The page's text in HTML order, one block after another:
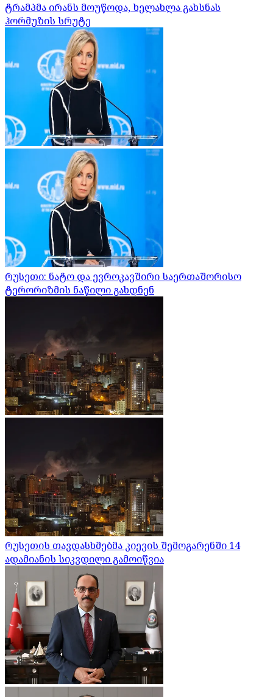
ტრამპმა ირანს მოუწოდა, ხელახლა გახსნას
ჰორმუზის სრუტე
რუსეთი: ნატო და ევროკავშირი საერთაშორისო
ტერორიზმის ნაწილი გახდნენ
რუსეთის თავდასხმებმა კიევის შემოგარენში 14
ადამიანის სიკვდილი გამოიწვია